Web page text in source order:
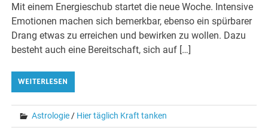
Mit einem Energieschub startet die neue Woche. Intensive
Emotionen machen sich bemerkbar, ebenso ein spürbarer
Drang etwas zu erreichen und bewirken zu wollen. Dazu
besteht auch eine Bereitschaft, sich auf […]
WEITERLESEN
Astrologie / Hier täglich Kraft tanken